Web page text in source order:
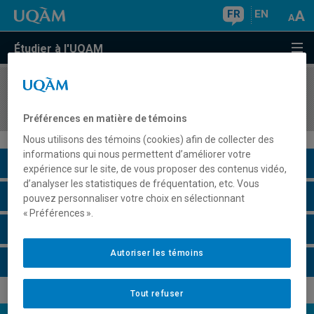
FR EN
Étudier à l'UQAM
COURS//
Description du cours
Horaire - Été 2026
Préférences en matière de témoins
Nous utilisons des témoins (cookies) afin de collecter des
informations qui nous permettent d’améliorer votre
expérience sur le site, de vous proposer des contenus vidéo,
d’analyser les statistiques de fréquentation, etc. Vous
pouvez personnaliser votre choix en sélectionnant
« Préférences ».
Tout refuser
Autoriser les témoins